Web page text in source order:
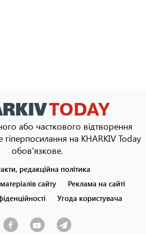
або часткового відтворення
гіперпосилання на KHARKIV Today
обов'язкове.
редакційна політика
сайту
Реклама на сайті
Угода користувача